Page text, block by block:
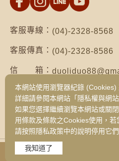
客服專線： (04)-2328-8568
客服傳真： (04)-2328-8586
信 箱：
地 址：台南市仁德區保
司）
台中市西區健行
旗艦門市）
Copyright © 2026 DUO LI
本網站使用瀏覽器紀錄 (Cookies)
詳細請參閱本網站「隱私權與網
如果您選擇繼續瀏覽本網站或關
用條款及條款之Cookies使用，若
請按照隱私政策中的說明停用它們
我知道了